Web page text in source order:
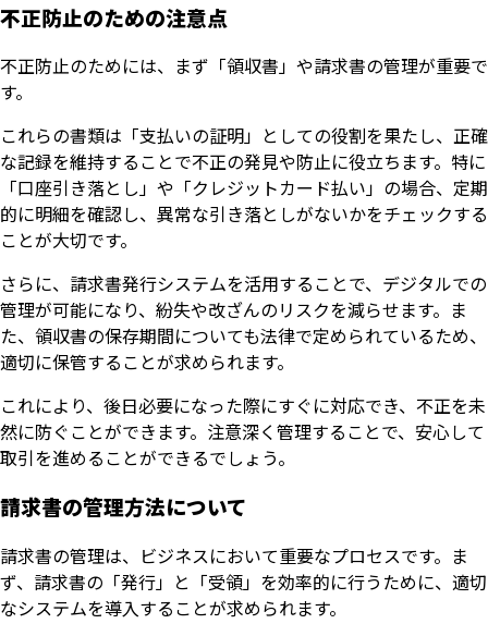
不正防止のための注意点
不正防止のためには、まず「領収書」や請求書の管理が重要で
す。
これらの書類は「支払いの証明」としての役割を果たし、正確
な記録を維持することで不正の発見や防止に役立ちます。特に
「口座引き落とし」や「クレジットカード払い」の場合、定期
的に明細を確認し、異常な引き落としがないかをチェックする
ことが大切です。
さらに、請求書発行システムを活用することで、デジタルでの
管理が可能になり、紛失や改ざんのリスクを減らせます。ま
た、領収書の保存期間についても法律で定められているため、
適切に保管することが求められます。
これにより、後日必要になった際にすぐに対応でき、不正を未
然に防ぐことができます。注意深く管理することで、安心して
取引を進めることができるでしょう。
請求書の管理方法について
請求書の管理は、ビジネスにおいて重要なプロセスです。ま
ず、請求書の「発行」と「受領」を効率的に行うために、適切
なシステムを導入することが求められます。